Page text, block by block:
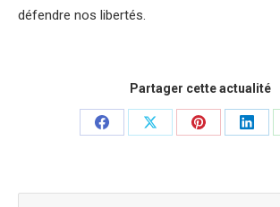
défendre nos libertés.
Partager cette actualité
PartagerPartagerPartager